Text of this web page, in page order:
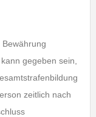
gegeben sein,
zeitlich nach